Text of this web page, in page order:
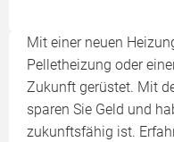
Mit einer neuen
Pelletheizung oder
Zukunft gerüstet. Mit
sparen Sie Geld und
zukunftsfähig ist.